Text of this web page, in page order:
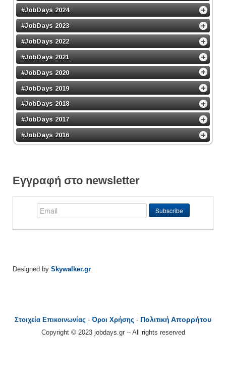
#JobDays 2024
#JobDays 2023
#JobDays 2022
#JobDays 2021
#JobDays 2020
#JobDays 2019
#JobDays 2018
#JobDays 2017
#JobDays 2016
Εγγραφή στο newsletter
Designed by Skywalker.gr
Στοιχεία Επικοινωνίας -Όροι Χρήσης - Πολιτική Απορρήτου
Copyright © 2023 jobdays.gr -- All rights reserved